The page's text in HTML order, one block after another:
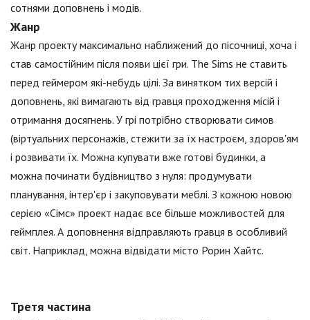
сотнями доповнень і модів.
Жанр
Жанр проекту максимально наближений до пісочниці, хоча і
став самостійним після появи цієї гри. The Sims не ставить
перед геймером які-небудь цілі. За винятком тих версій і
доповнень, які вимагають від гравця проходження місій і
отримання досягнень. У грі потрібно створювати симов
(віртуальних персонажів, стежити за їх настроєм, здоров'ям
і розвивати їх. Можна купувати вже готові будинки, а
можна починати будівництво з нуля: продумувати
планування, інтер'єр і закуповувати меблі. З кожною новою
серією «Сімс» проект надає все більше можливостей для
геймплея. А доповнення відправляють гравця в особливий
світ. Наприклад, можна відвідати місто Рорин Хайтс.
Третя частина